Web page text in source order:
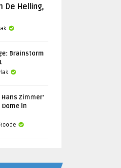
De Helling,
Brainstorm
Hans Zimmer’
in